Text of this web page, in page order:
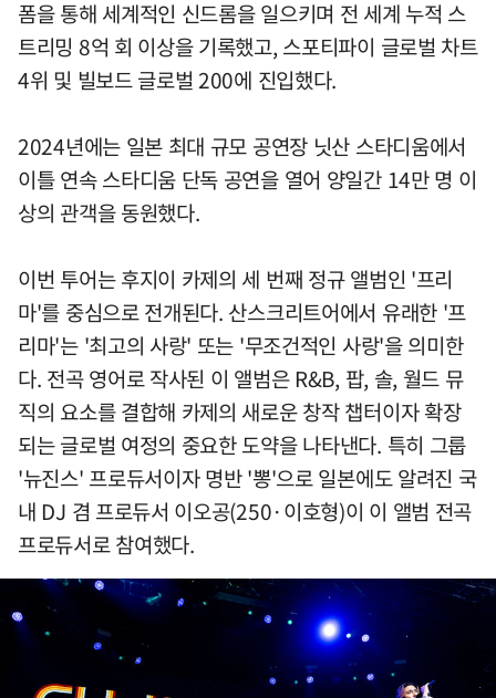
폼을 통해 세계적인 신드롬을 일으키며 전 세계 누적 스
트리밍 8억 회 이상을 기록했고, 스포티파이 글로벌 차트
4위 및 빌보드 글로벌 200에 진입했다.
2024년에는 일본 최대 규모 공연장 닛산 스타디움에서
이틀 연속 스타디움 단독 공연을 열어 양일간 14만 명 이
상의 관객을 동원했다.
이번 투어는 후지이 카제의 세 번째 정규 앨범인 '프리
마'를 중심으로 전개된다. 산스크리트어에서 유래한 '프
리마'는 '최고의 사랑' 또는 '무조건적인 사랑'을 의미한
다. 전곡 영어로 작사된 이 앨범은 R&B, 팝, 솔, 월드 뮤
직의 요소를 결합해 카제의 새로운 창작 챕터이자 확장
되는 글로벌 여정의 중요한 도약을 나타낸다. 특히 그룹
'뉴진스' 프로듀서이자 명반 '뽕'으로 일본에도 알려진 국
내 DJ 겸 프로듀서 이오공(250·이호형)이 이 앨범 전곡
프로듀서로 참여했다.